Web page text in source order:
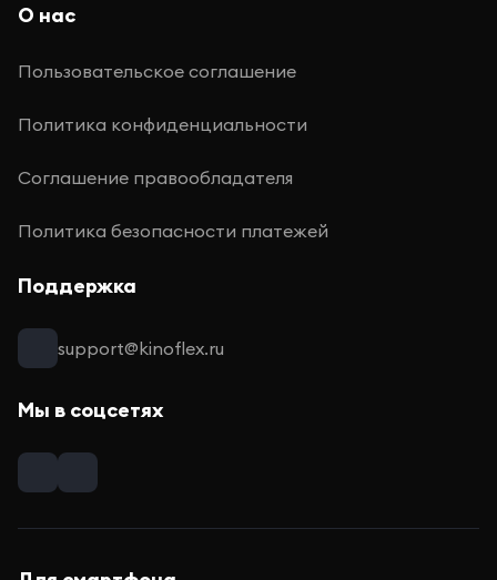
О нас
Пользовательское соглашение
Политика конфиденциальности
Соглашение правообладателя
Политика безопасности платежей
Поддержка
support@kinoflex.ru
Мы в соцсетях